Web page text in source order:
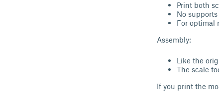
Print both
No
For optimal
Assembly:
Like the
The scale
If you print the